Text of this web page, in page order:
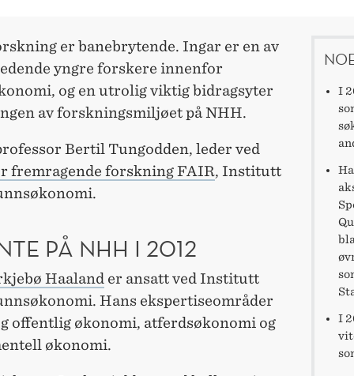
I
I
er banebrytende. Ingar er en av
yngre forskere innenfor
og en utrolig viktig bidragsyter
av forskningsmiljøet på NHH.
Bertil Tungodden, leder ved
fremragende forskning FAIR, Institutt
PÅ NHH I 2012
Haaland er ansatt ved Institutt
Hans ekspertiseområder
offentlig økonomi, atferdsøkonomi og
økonomi.